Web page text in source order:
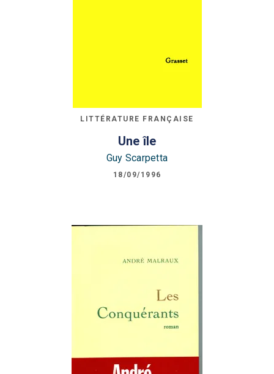
LITTÉRATURE FRANÇAISE
Une île
Guy Scarpetta
18/09/1996